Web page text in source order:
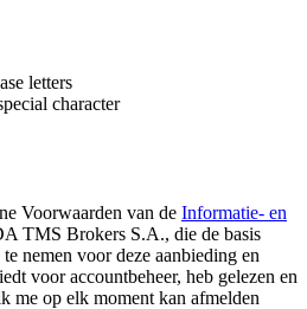
letters
character
Voorwaarden van de Informatie- en
TMS Brokers S.A., die de basis
nemen voor deze aanbieding en
voor accountbeheer, heb gelezen en
me op elk moment kan afmelden